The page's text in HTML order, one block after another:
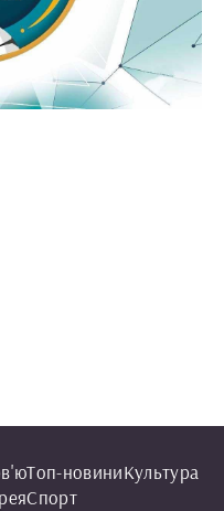
Топ-новиниКультура
Спорт